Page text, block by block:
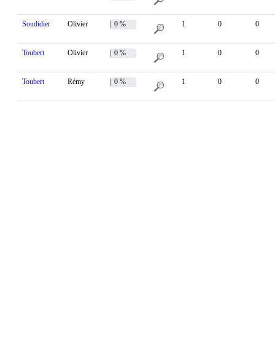
Soudidier Olivier 0 % 1 0 0
Toubert Olivier 0 % 1 0 0
Toubert Rémy 0 % 1 0 0